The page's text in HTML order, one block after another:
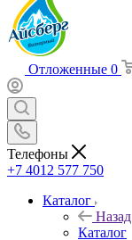
Отложенные 0
Телефоны
+7 4012 577 750
Каталог
Назад
Каталог